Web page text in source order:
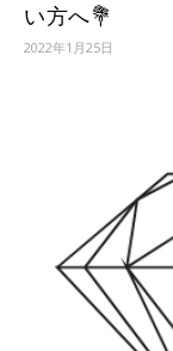
い方へ💐
2022年1月25日